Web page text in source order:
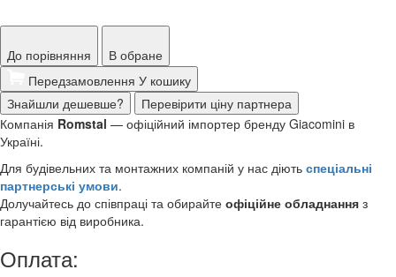
До порівняння
В обране
Передзамовлення У кошику
Знайшли дешевше?
Перевірити ціну партнера
Компанія Romstal — офіційний імпортер бренду Giacomini в
Україні.
Для будівельних та монтажних компаній у нас діють спеціальні
партнерські умови.
Долучайтесь до співпраці та обирайте офіційне обладнання з
гарантією від виробника.
Оплата: